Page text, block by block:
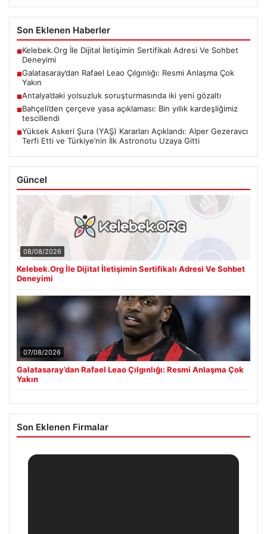
Son Eklenen Haberler
■Kelebek.Org İle Dijital İletişimin Sertifikalı Adresi Ve Sohbet
Deneyimi
■Galatasaray’dan Rafael Leao Çılgınlığı: Resmi Anlaşma Çok
Yakın
■Antalya’daki yolsuzluk soruşturmasında iki yeni gözaltı
■Bahçeli’den çerçeve yasa açıklaması: Bin yıllık kardeşliğimiz
tescillendi
■Yüksek Askeri Şura (YAŞ) Kararları Açıklandı: Alper Gezeravcı
Terfi Etti ve Türkiye’nin İlk Astronotu Uzaya Gitti
Güncel
08/08/2026
Kelebek.Org İle Dijital İletişimin Sertifikalı Adresi Ve Sohbet
Deneyimi
07/08/2026
Galatasaray’dan Rafael Leao Çılgınlığı: Resmi Anlaşma Çok
Yakın
Son Eklenen Firmalar